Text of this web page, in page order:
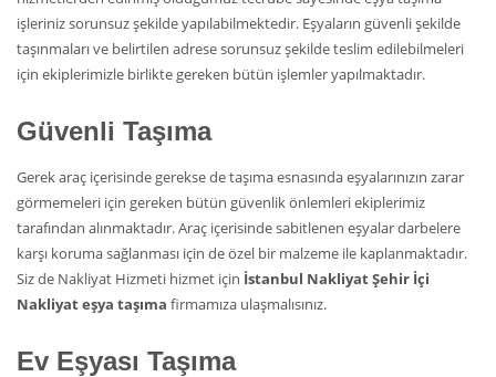
işleriniz sorunsuz şekilde yapılabilmektedir. Eşyaların güvenli şekilde
taşınmaları ve belirtilen adrese sorunsuz şekilde teslim edilebilmeleri
için ekiplerimizle birlikte gereken bütün işlemler yapılmaktadır.
Güvenli Taşıma
Gerek araç içerisinde gerekse de taşıma esnasında eşyalarınızın zarar
görmemeleri için gereken bütün güvenlik önlemleri ekiplerimiz
tarafından alınmaktadır. Araç içerisinde sabitlenen eşyalar darbelere
karşı koruma sağlanması için de özel bir malzeme ile kaplanmaktadır.
Siz de Nakliyat Hizmeti hizmet için İstanbul Nakliyat Şehir İçi
Nakliyat eşya taşıma firmamıza ulaşmalısınız.
Ev Eşyası Taşıma